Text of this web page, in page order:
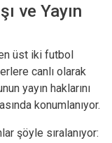
ve Yayın
en üst iki futbol
canlı olarak
yayın haklarını
konumlanıyor.
şöyle sıralanıyor: